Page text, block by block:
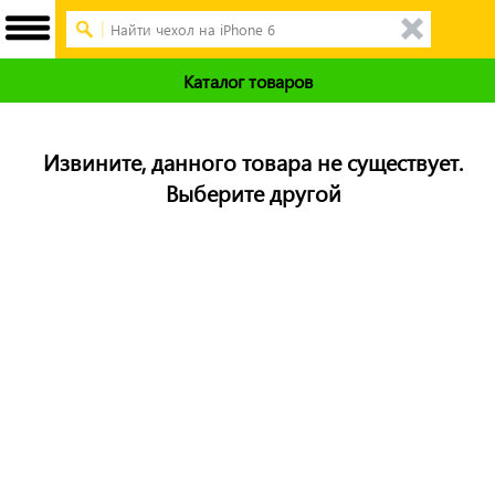
Каталог товаров
Извините, данного товара не существует.
Выберите другой